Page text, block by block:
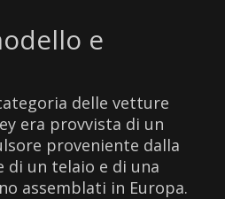
e
delle vetture
era provvista di un
proveniente dalla
di un telaio e di una
assemblati in Europa.